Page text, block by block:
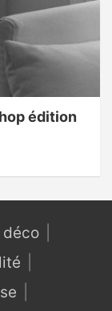
édition
déco